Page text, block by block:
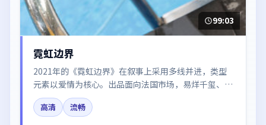
99:03
霓虹边界
2021年的《霓虹边界》在叙事上采用多线并进，类型
元素以爱情为核心。出品面向法国市场，易烊千玺、周
冬雨、雷佳音、黄渤所饰角色推动关键反转，结尾留白
引发讨论。
高清
流畅